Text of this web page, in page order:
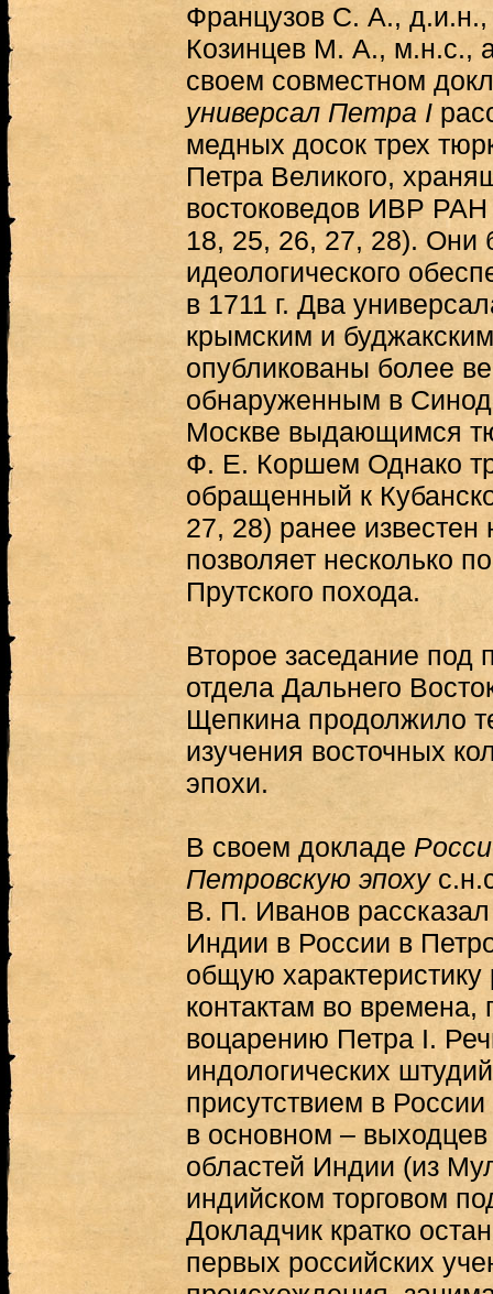
Французов С. А.,
Козинцев М. А., м.н.с.,
своем совместном
универсал Петра I
медных досок трех
Петра Великого,
востоковедов ИВР
18, 25, 26, 27, 28). Они
идеологического
в 1711 г. Два
крымским и
опубликованы более
обнаруженным в
Москве выдающимся
Ф. Е. Коршем Однако
обращенный к
27, 28) ранее
позволяет несколько
Прутского похода.
Второе заседание под
отдела Дальнего
Щепкина продолжило
изучения восточных
эпохи.
В своем докладе
Петровскую эпоху
В. П. Иванов
Индии в России в
общую
контактам во
воцарению Петра I.
индологических
присутствием в
в основном –
областей Индии (из
индийском торговом
Докладчик кратко
первых российских